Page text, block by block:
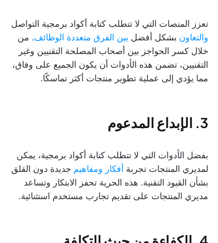
تعزز المنصات التي لا تتطلب كتابة أكواد برمجية التواصل
والتعاون بشكل أفضل بين الفرق متعددة الوظائف. من
خلال كسر الحواجز بين أصحاب المصلحة التقنيين وغير
التقنيين، تضمن هذه الأدوات أن يكون الجميع على وفاق،
مما يؤدي إلى عملية تطوير منتجات أكثر تماسكًا.
3. الإبداع المدعوم
بفضل الأدوات التي لا تتطلب كتابة أكواد برمجية، يمكن
لمديري المنتجات تجربة أفكار ومفاهيم جديدة دون القلق
بشأن القيود التقنية. هذه الحرية تحفز الابتكار وتساعد
مديري المنتجات على تقديم تجارب مستخدم استثنائية.